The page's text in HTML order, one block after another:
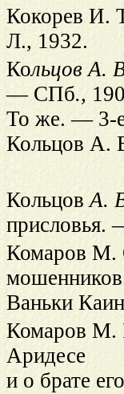
Кокорев И.
Л., 1932.
Кольцов А.
— СПб.,
То же. — 3-
Кольцов А.
КольцовА.
Комаров М.
Ваньки
Комаров М.
Аридесе
и о брате